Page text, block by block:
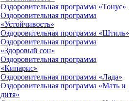
Оздоровительная программа «Тонус»
Оздоровительная программа
«Устойчивость»
Оздоровительная программа «Штиль»
Оздоровительная программа
«Здоровый сон»
Оздоровительная программа
«Кипарис»
Оздоровительная программа «Лада»
Оздоровительная программа «Мать и
дитя»